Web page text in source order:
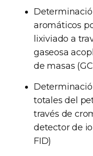
aromáticos
lixiviado a
gaseosa
de masas
totales del
través de
detector de
FID)